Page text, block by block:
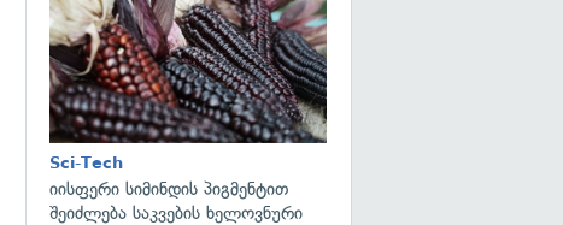
Sci-Tech
იისფერი სიმინდის პიგმენტით
შეიძლება საკვების ხელოვნური